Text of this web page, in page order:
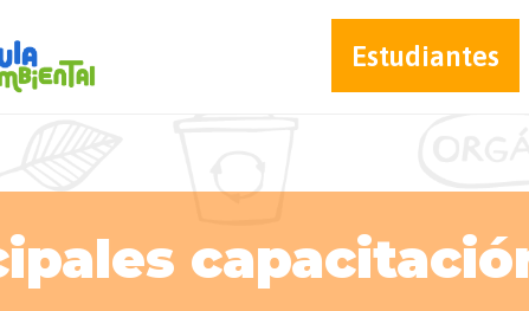
Estudiantes